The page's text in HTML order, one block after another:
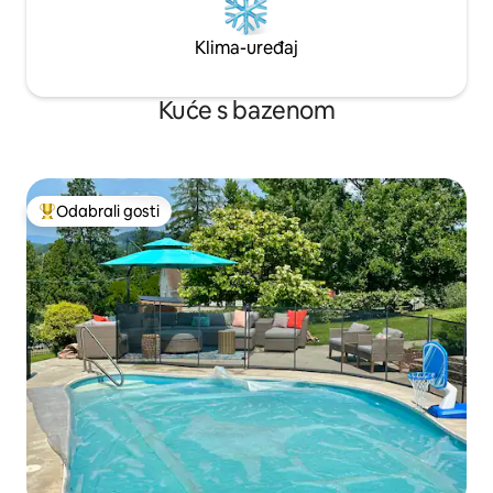
Klima-uređaj
Kuće s bazenom
Među najviše rangiranima s oznakom „Odabrali gosti”
Odabrali gosti